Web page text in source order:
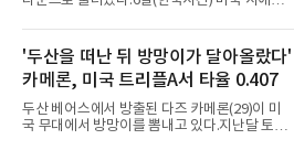
로이트 타이거스의 경기에서 벤치 클리어링이
벌어졌다. 난투극으로 번지지는 않았으나 좌완
게이브 스파이어와 댄 윌슨 시애틀 감독이 퇴장
당했다.발단은 선발이었다. 시애틀 브라이언 우
가 디트로이트 타자를 세 차례 맞혔다. 다만 팔꿈
치 보호대에 맞거나 변화구에 발이 스치는 수준
이어서 치명적이지는 않았다.분위기는 그다음에
'두산을 떠난 뒤 방망이가 달아올랐다'
카메론, 미국 트리플A서 타율 0.407
두산 베어스에서 방출된 다즈 카메론(29)이 미
국 무대에서 방망이를 뽐내고 있다.지난달 토론